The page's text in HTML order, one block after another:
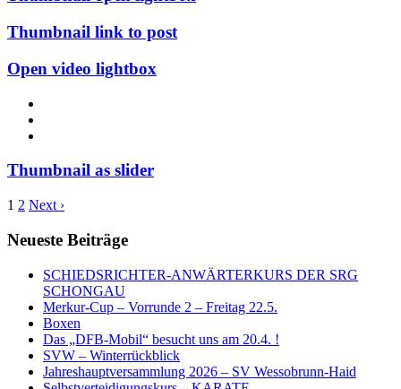
Thumbnail link to post
Open video lightbox
Thumbnail as slider
1 2 Next ›
Neueste Beiträge
SCHIEDSRICHTER-ANWÄRTERKURS DER SRG
SCHONGAU
Merkur-Cup – Vorrunde 2 – Freitag 22.5.
Boxen
Das „DFB-Mobil“ besucht uns am 20.4. !
SVW – Winterrückblick
Jahreshauptversammlung 2026 – SV Wessobrunn-Haid